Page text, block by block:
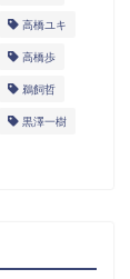
高橋ユキ
高橋歩
鵜飼哲
黒澤一樹